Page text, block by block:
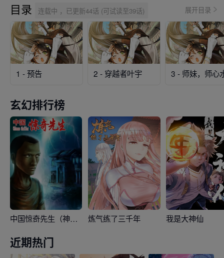
目录 连载中 ，已更新44话 (可试读至39话) 展开目录
1 - 预告 2 - 穿越者叶宇 3 - 师妹，师心
玄幻排行榜
中国惊奇先生（神鬼七杀令） 炼气练了三千年 我是大神仙
近期热门